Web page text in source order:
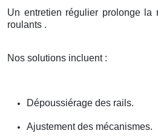
Un entretien régulier prolonge la
roulants .
Nos solutions incluent :
Dépoussiérage des rails.
Ajustement des mécanismes.